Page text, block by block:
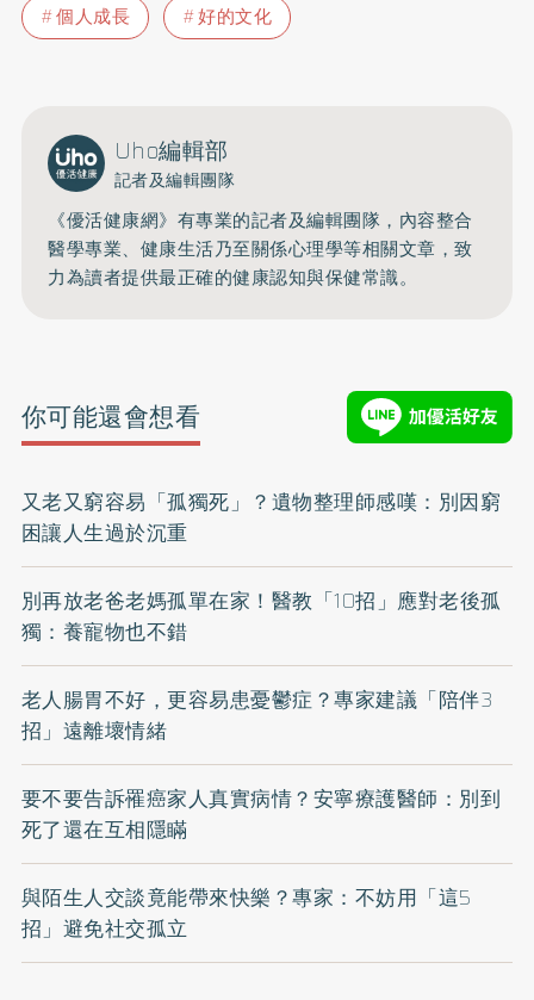
個人成長
好的文化
Uho編輯部
記者及編輯團隊
《優活健康網》有專業的記者及編輯團隊，內容整合
醫學專業、健康生活乃至關係心理學等相關文章，致
力為讀者提供最正確的健康認知與保健常識。
你可能還會想看
又老又窮容易「孤獨死」？遺物整理師感嘆：別因窮
困讓人生過於沉重
別再放老爸老媽孤單在家！醫教「10招」應對老後孤
獨：養寵物也不錯
老人腸胃不好，更容易患憂鬱症？專家建議「陪伴3
招」遠離壞情緒
要不要告訴罹癌家人真實病情？安寧療護醫師：別到
死了還在互相隱瞞
與陌生人交談竟能帶來快樂？專家：不妨用「這5
招」避免社交孤立